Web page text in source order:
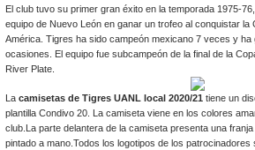
El club tuvo su primer gran éxito en la temporada 1975-
equipo de Nuevo León en ganar un trofeo al conquistar la
América. Tigres ha sido campeón mexicano 7 veces y ha
ocasiones. El equipo fue subcampeón de la final de la
River Plate.
La camisetas de Tigres UANL local 2020/21 tiene un
plantilla Condivo 20. La camiseta viene en los colores
club.La parte delantera de la camiseta presenta una
pintado a mano.Todos los logotipos de los